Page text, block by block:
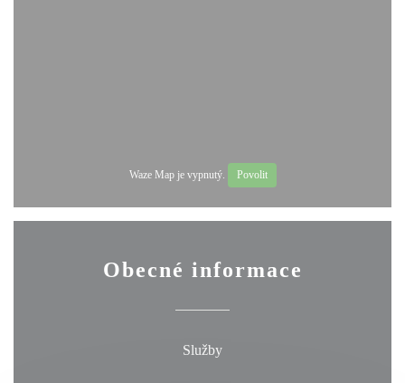
Waze Map je vypnutý. Povolit
Obecné informace
Služby